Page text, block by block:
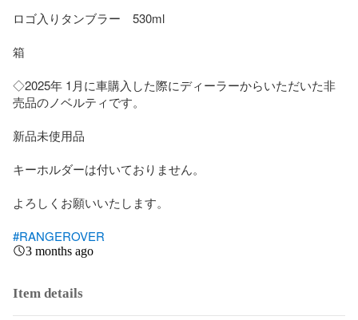
ロゴ入りタンブラー　530ml
箱
◇2025年 1月に車購入した際にディーラーからいただいた非
売品のノベルティです。
新品未使用品
キーホルダーは付いておりません。
よろしくお願いいたします。
#RANGEROVER
3 months ago
Item details